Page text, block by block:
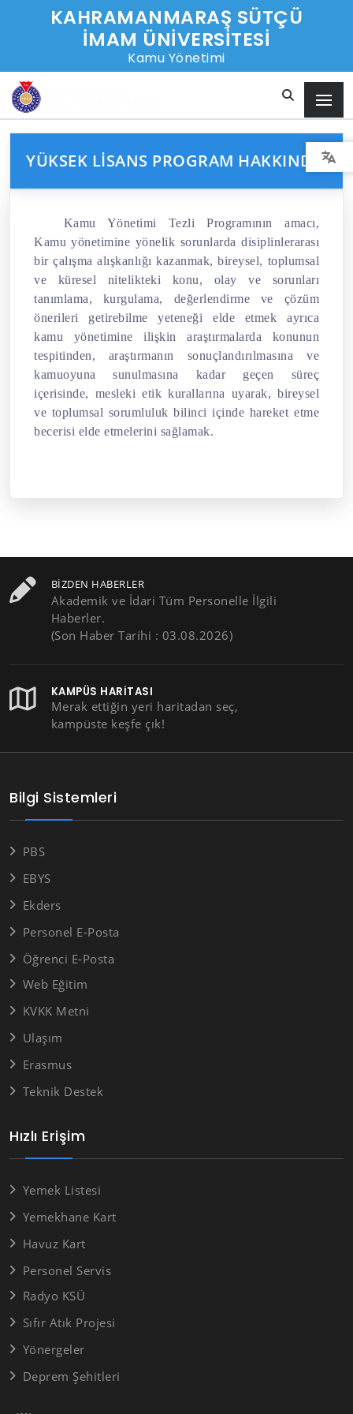
KAHRAMANMARAŞ SÜTÇÜ
İMAM ÜNİVERSİTESİ
Kamu Yönetimi
YÜKSEK LISANS PROGRAM HAKKINDA
Kamu Yönetimi Tezli Programının amacı,
Kamu yönetimine yönelik sorunlarda disiplinlerarası
bir çalışma alışkanlığı kazanmak, bireysel, toplumsal
ve küresel nitelikteki konu, olay ve sorunları
tanımlama, kurgulama, değerlendirme ve çözüm
önerileri getirebilme yeteneği elde etmek ayrıca
kamu yönetimine ilişkin araştırmalarda konunun
tespitinden, araştırmanın sonuçlandırılmasına ve
kamuoyuna sunulmasına kadar geçen süreç
içerisinde, mesleki etik kurallarına uyarak, bireysel
ve toplumsal sorumluluk bilinci içinde hareket etme
becerisi elde etmelerini sağlamak.
BIZDEN HABERLER
Akademik ve İdari Tüm Personelle İlgili
Haberler.
(Son Haber Tarihi : 03.08.2026)
KAMPÜS HARITASI
Merak ettiğin yeri haritadan seç,
kampüste keşfe çık!
Hızlı Erişim
Yemek Listesi
Yemekhane Kart
Havuz Kart
Personel Servis
Radyo KSÜ
Sıfır Atık Projesi
Yönergeler
Deprem Şehitleri
Bilgi Sistemleri
PBS
EBYS
Ekders
Personel E-Posta
Öğrenci E-Posta
Web Eğitim
KVKK Metni
Ulaşım
Erasmus
Teknik Destek